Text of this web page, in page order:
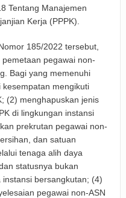
Tentang Manajemen
Kerja (PPPK).
185/2022 tersebut,
pegawai non-
Bagi yang memenuhi
mengikuti
(2) menghapuskan jenis
di lingkungan instansi
prekrutan pegawai non-
dan satuan
tenaga alih daya
statusnya bukan
bersangkutan; (4)
pegawai non-ASN